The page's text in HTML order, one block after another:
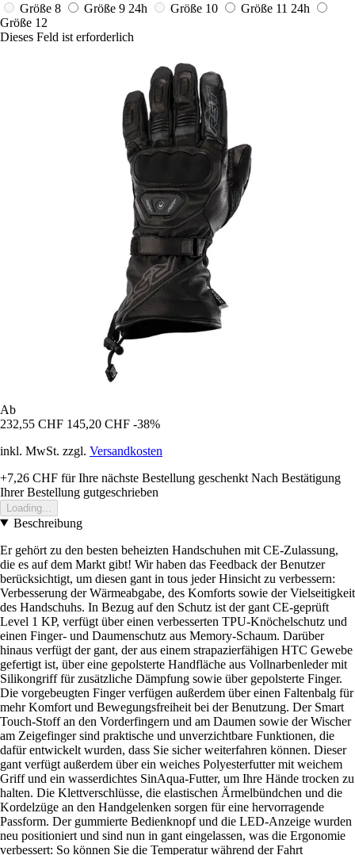
Größe 8
Größe 9 24h Größe 10 Größe 11 24h
Größe 12
Dieses Feld ist erforderlich
Ab
232,55 CHF 145,20 CHF -38%
inkl. MwSt. zzgl. Versandkosten
+7,26 CHF für Ihre nächste Bestellung geschenkt Nach Bestätigung
Ihrer Bestellung gutgeschrieben
Loading...
Beschreibung
Er gehört zu den besten beheizten Handschuhen mit CE-Zulassung,
die es auf dem Markt gibt! Wir haben das Feedback der Benutzer
berücksichtigt, um diesen gant in tous jeder Hinsicht zu verbessern:
Verbesserung der Wärmeabgabe, des Komforts sowie der Vielseitigkeit
des Handschuhs. In Bezug auf den Schutz ist der gant CE-geprüft
Level 1 KP, verfügt über einen verbesserten TPU-Knöchelschutz und
einen Finger- und Daumenschutz aus Memory-Schaum. Darüber
hinaus verfügt der gant, der aus einem strapazierfähigen HTC Gewebe
gefertigt ist, über eine gepolsterte Handfläche aus Vollnarbenleder mit
Silikongriff für zusätzliche Dämpfung sowie über gepolsterte Finger.
Die vorgebeugten Finger verfügen außerdem über einen Faltenbalg für
mehr Komfort und Bewegungsfreiheit bei der Benutzung. Der Smart
Touch-Stoff an den Vorderfingern und am Daumen sowie der Wischer
am Zeigefinger sind praktische und unverzichtbare Funktionen, die
dafür entwickelt wurden, dass Sie sicher weiterfahren können. Dieser
gant verfügt außerdem über ein weiches Polyesterfutter mit weichem
Griff und ein wasserdichtes SinAqua-Futter, um Ihre Hände trocken zu
halten. Die Klettverschlüsse, die elastischen Ärmelbündchen und die
Kordelzüge an den Handgelenken sorgen für eine hervorragende
Passform. Der gummierte Bedienknopf und die LED-Anzeige wurden
neu positioniert und sind nun in gant eingelassen, was die Ergonomie
verbessert: So können Sie die Temperatur während der Fahrt